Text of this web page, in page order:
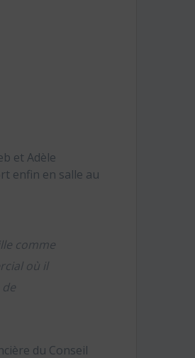
et Adèle
enfin en salle au
comme
où il
du Conseil